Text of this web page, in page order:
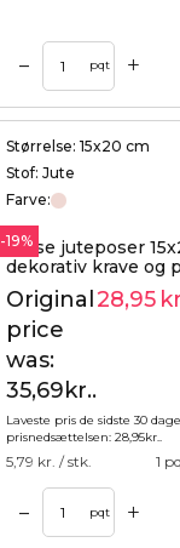
– pqt +
Størrelse: 15x20 cm
Stof: Jute
Farve:
-19%
5 lyse juteposer
dekorativ krave og
Original
price
was:
35,69kr..
28,95
Laveste pris de sidste 30
prisnedsættelsen: 28,95kr..
5,79 kr. / stk. 1
– pqt +